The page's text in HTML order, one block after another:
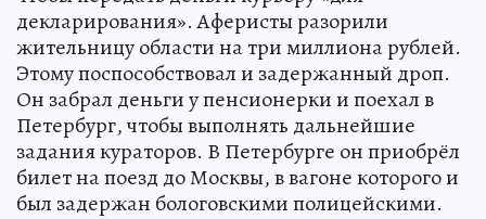
декларирования». Аферисты разорили
жительницу области на три миллиона рублей.
Этому поспособствовал и задержанный дроп.
Он забрал деньги у пенсионерки и поехал в
Петербург, чтобы выполнять дальнейшие
задания кураторов. В Петербурге он приобрёл
билет на поезд до Москвы, в вагоне которого и
был задержан бологовскими полицейскими.